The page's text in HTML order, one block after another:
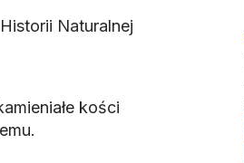
Naturalnej
kości